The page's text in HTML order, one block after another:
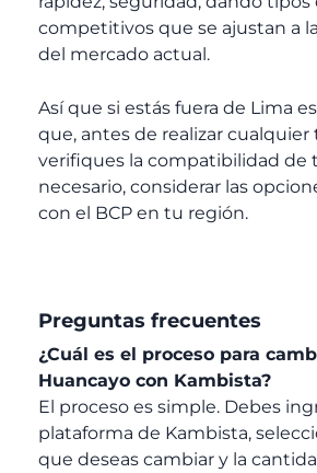
competitivos que se ajustan a
del mercado actual.
Así que si estás fuera de Lima
que, antes de realizar cualquier
verifiques la compatibilidad de
necesario, considerar las
con el BCP en tu región.
Preguntas frecuentes
¿Cuál es el proceso para
Huancayo con Kambista?
El proceso es simple. Debes
plataforma de Kambista,
que deseas cambiar y la